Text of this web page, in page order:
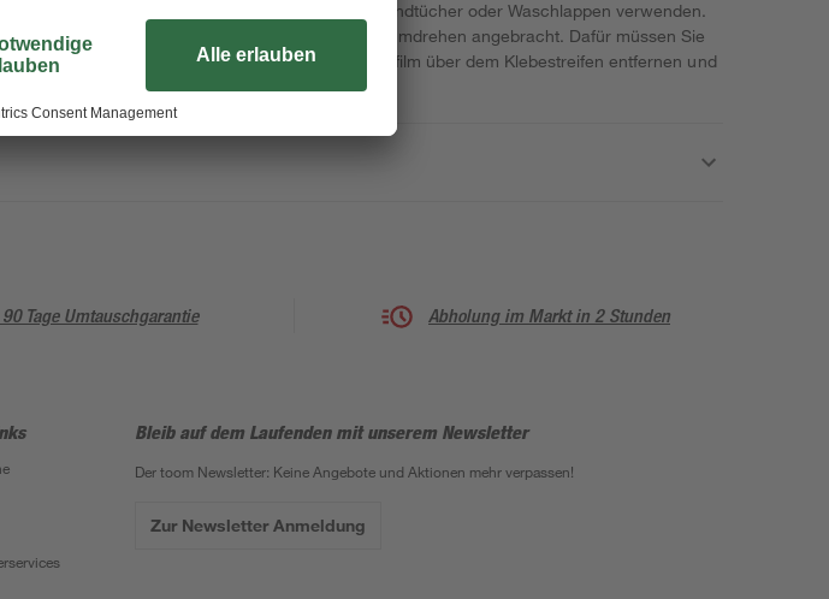
kein Problem. Sie können die zwei Haken für Handtücher oder Waschlappen verwenden.
Dank der Klebemontage haben Sie sie im Handumdrehen angebracht. Dafür müssen Sie
lediglich die Wand von Fett befreien, den Schutzfilm über dem Klebestreifen entfernen und
dann die Haken an die Wand drücken.
Tage Umtauschgarantie Abholung im Markt in 2 Stunden
Bleib auf dem Laufenden mit unserem Newsletter
Der toom Newsletter: Keine Angebote und Aktionen mehr verpassen!
Zur Newsletter Anmeldung